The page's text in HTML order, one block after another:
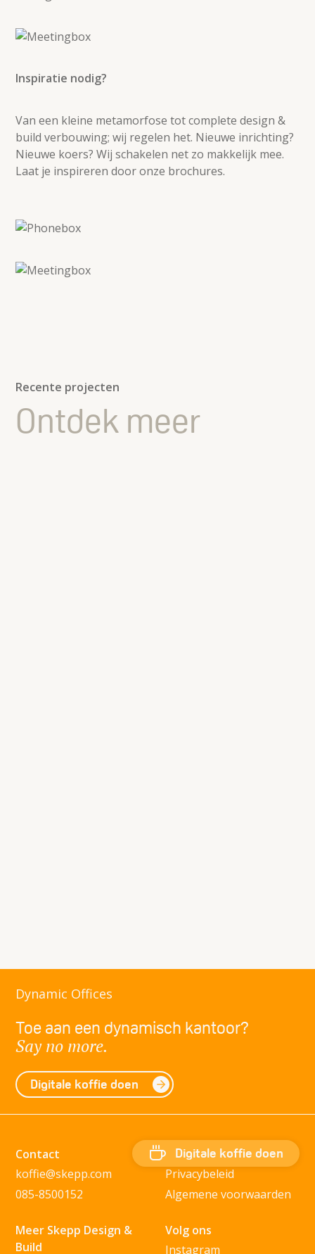
Inspiratie nodig?
Van een kleine metamorfose tot complete design &
build verbouwing; wij regelen het. Nieuwe inrichting?
Nieuwe koers? Wij schakelen net zo makkelijk mee.
Laat je inspireren door onze brochures.
Recente projecten
Ontdek meer
Dynamic Offices
Toe aan een dynamisch kantoor?
Say no more.
Digitale koffie doen
Contact
koffie@skepp.com
085-8500152
Cookie voorkeuren
Privacybeleid
Algemene voorwaarden
Meer Skepp Design &
Build
Volg ons
Instagram
Digitale koffie doen